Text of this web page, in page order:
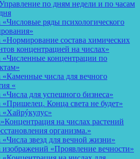
по дням недели и по часам
дня
ряды психологического
состава химических
концентрацией на числах»
«Численные концентрации по
числа для вечного
«
для успешного бизнеса»
Конца света не будет»
на числах растений
организма.»
звезд для вечной жизни»
«Проявление вечности»